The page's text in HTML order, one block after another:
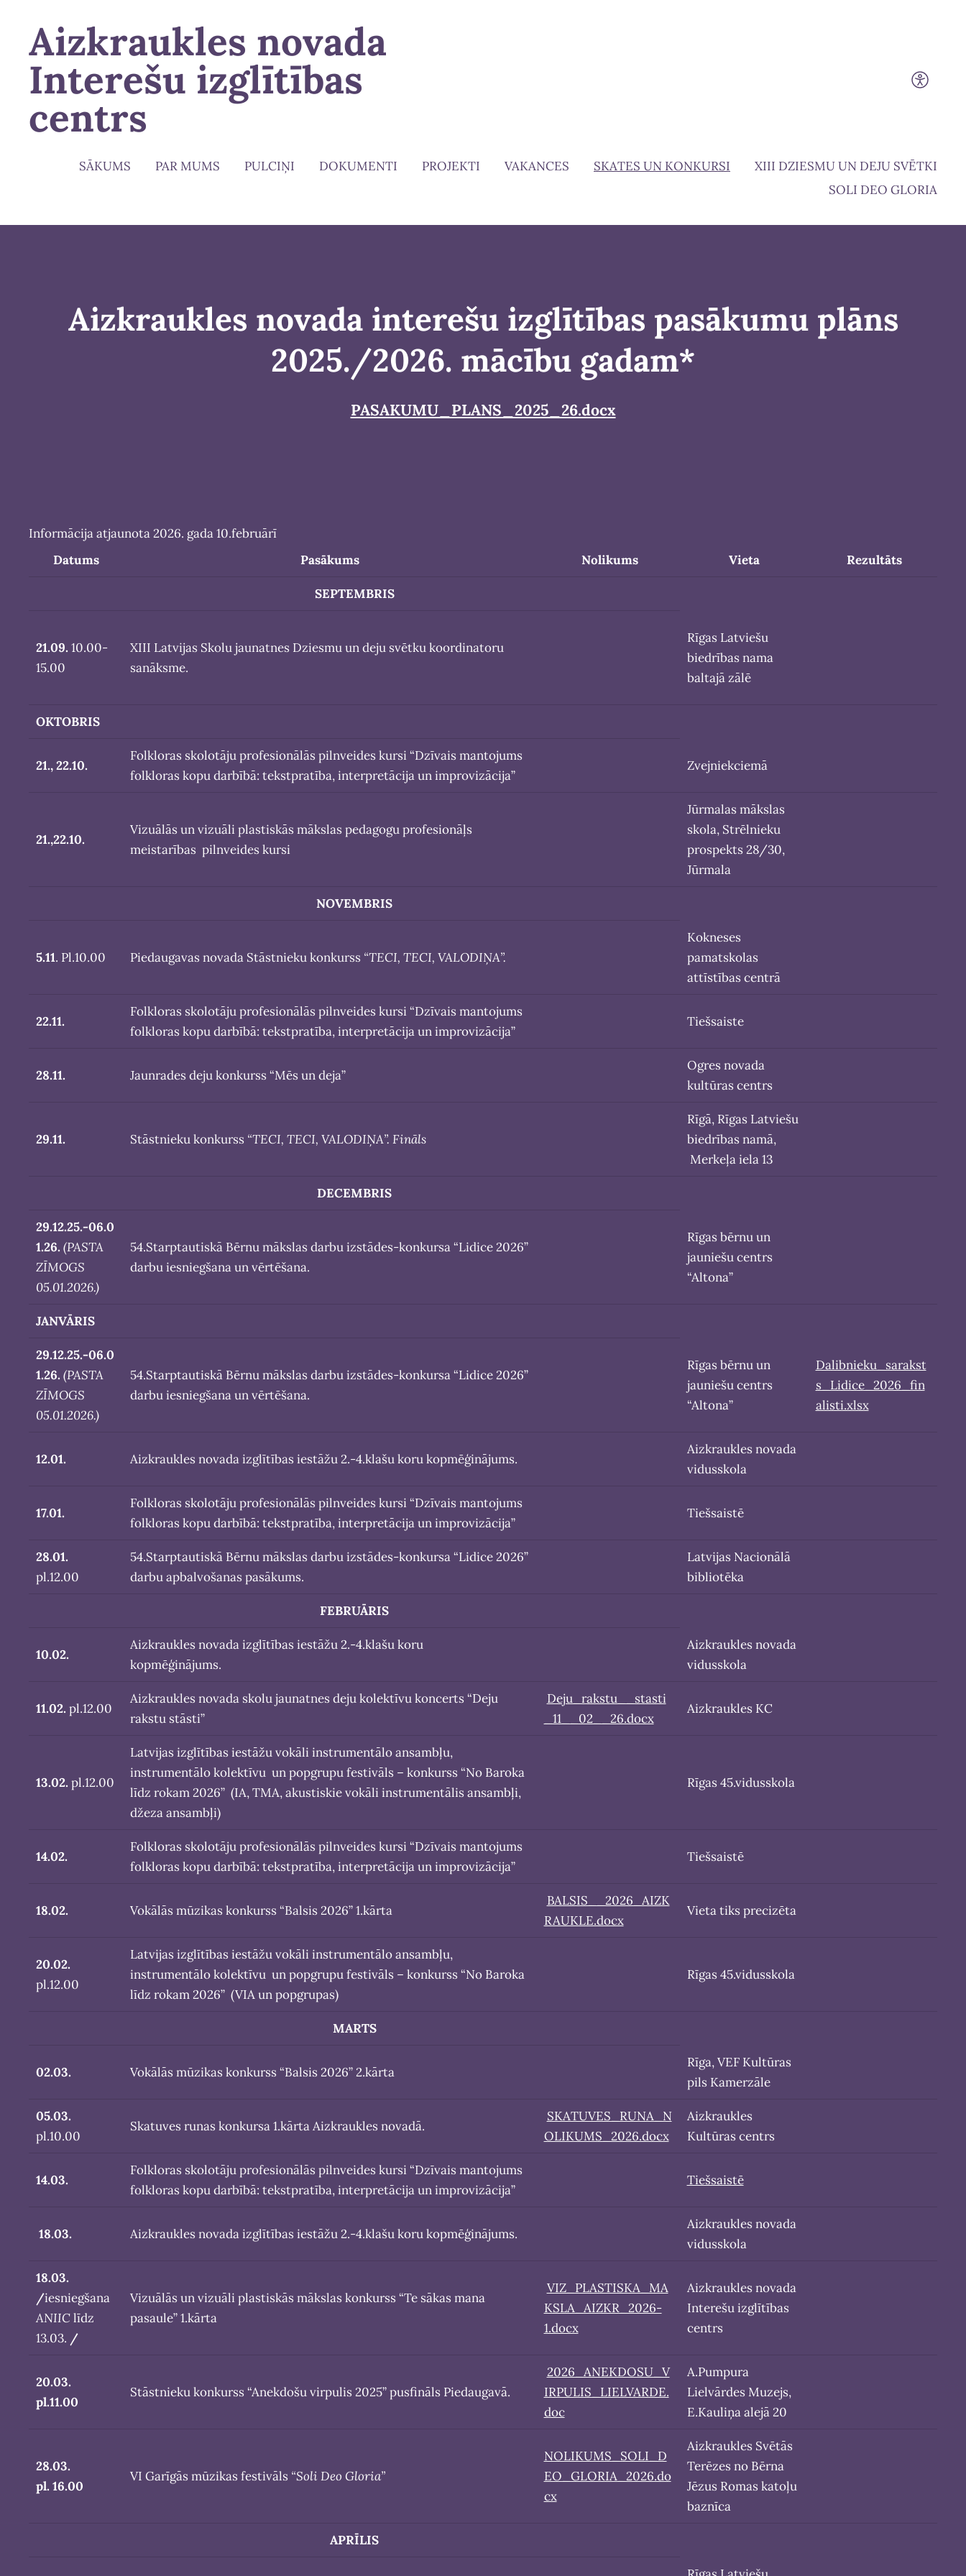
Aizkraukles novada
Interešu izglītības
centrs
SĀKUMS PAR MUMS PULCIŅI DOKUMENTI PROJEKTI VAKANCES SKATES UN KONKURSI
XIII DZIESMU UN DEJU SVĒTKI
SOLI DEO GLORIA
Aizkraukles novada interešu izglītības pasākumu plāns
2025./2026. mācību gadam*
PASAKUMU_PLANS_2025_26.docx
Informācija atjaunota 2026. gada 10.februārī
Datums
Pasākums Nolikums Vieta Rezultāts
SEPTEMBRIS
21.09. 10.00-
15.00
XIII Latvijas Skolu jaunatnes Dziesmu un deju svētku koordinatoru
sanāksme.
Rīgas Latviešu
biedrības nama
baltajā zālē
OKTOBRIS
21., 22.10.
Folkloras skolotāju profesionālās pilnveides kursi “Dzīvais mantojums
folkloras kopu darbībā: tekstpratība, interpretācija un improvizācija”
Zvejniekciemā
21.,22.10.
Vizuālās un vizuāli plastiskās mākslas pedagogu profesionāļs
meistarības pilnveides kursi
Jūrmalas mākslas
skola, Strēlnieku
prospekts 28/30,
Jūrmala
NOVEMBRIS
5.11. Pl.10.00 Piedaugavas novada Stāstnieku konkurss “TECI, TECI, VALODIŅA”.
Kokneses
pamatskolas
attīstības centrā
22.11.
Folkloras skolotāju profesionālās pilnveides kursi “Dzīvais mantojums
folkloras kopu darbībā: tekstpratība, interpretācija un improvizācija”
Tiešsaiste
28.11. Jaunrades deju konkurss “Mēs un deja”
Ogres novada
kultūras centrs
29.11. Stāstnieku konkurss “TECI, TECI, VALODIŅA”. Fināls
Rīgā, Rīgas Latviešu
biedrības namā,
Merkeļa iela 13
DECEMBRIS
29.12.25.-06.0
1.26. (PASTA
ZĪMOGS
05.01.2026.)
54.Starptautiskā Bērnu mākslas darbu izstādes-konkursa “Lidice 2026”
darbu iesniegšana un vērtēšana.
Rīgas bērnu un
jauniešu centrs
“Altona”
JANVĀRIS
29.12.25.-06.0
1.26. (PASTA
ZĪMOGS
05.01.2026.)
54.Starptautiskā Bērnu mākslas darbu izstādes-konkursa “Lidice 2026”
darbu iesniegšana un vērtēšana.
Rīgas bērnu un
jauniešu centrs
“Altona”
Dalibnieku_sarakst
s_Lidice_2026_fin
alisti.xlsx
12.01. Aizkraukles novada izglītības iestāžu 2.-4.klašu koru kopmēģinājums.
Aizkraukles novada
vidusskola
17.01.
Folkloras skolotāju profesionālās pilnveides kursi “Dzīvais mantojums
folkloras kopu darbībā: tekstpratība, interpretācija un improvizācija”
Tiešsaistē
28.01.
pl.12.00
54.Starptautiskā Bērnu mākslas darbu izstādes-konkursa “Lidice 2026”
darbu apbalvošanas pasākums.
Latvijas Nacionālā
bibliotēka
FEBRUĀRIS
10.02.
Aizkraukles novada izglītības iestāžu 2.-4.klašu koru
kopmēģinājums.
Aizkraukles novada
vidusskola
11.02. pl.12.00
Aizkraukles novada skolu jaunatnes deju kolektīvu koncerts “Deju
rakstu stāsti”
Deju_rakstu__stasti
_11__02__26.docx
Aizkraukles KC
13.02. pl.12.00
Latvijas izglītības iestāžu vokāli instrumentālo ansambļu,
instrumentālo kolektīvu un popgrupu festivāls – konkurss “No Baroka
līdz rokam 2026” (IA, TMA, akustiskie vokāli instrumentālis ansambļi,
džeza ansambļi)
Rīgas 45.vidusskola
14.02.
Folkloras skolotāju profesionālās pilnveides kursi “Dzīvais mantojums
folkloras kopu darbībā: tekstpratība, interpretācija un improvizācija”
Tiešsaistē
18.02. Vokālās mūzikas konkurss “Balsis 2026” 1.kārta
BALSIS__2026_AIZK
RAUKLE.docx
Vieta tiks precizēta
20.02.
pl.12.00
Latvijas izglītības iestāžu vokāli instrumentālo ansambļu,
instrumentālo kolektīvu un popgrupu festivāls – konkurss “No Baroka
līdz rokam 2026” (VIA un popgrupas)
Rīgas 45.vidusskola
MARTS
02.03. Vokālās mūzikas konkurss “Balsis 2026” 2.kārta
Rīga, VEF Kultūras
pils Kamerzāle
05.03.
pl.10.00
Skatuves runas konkursa 1.kārta Aizkraukles novadā.
SKATUVES_RUNA_N
OLIKUMS_2026.docx
Aizkraukles
Kultūras centrs
14.03.
Folkloras skolotāju profesionālās pilnveides kursi “Dzīvais mantojums
folkloras kopu darbībā: tekstpratība, interpretācija un improvizācija”
Tiešsaistē
18.03. Aizkraukles novada izglītības iestāžu 2.-4.klašu koru kopmēģinājums.
Aizkraukles novada
vidusskola
18.03.
/iesniegšana
ANIIClīdz
13.03. /
Vizuālās un vizuāli plastiskās mākslas konkurss “Te sākas mana
pasaule” 1.kārta
VIZ_PLASTISKA_MA
KSLA_AIZKR_2026-
1.docx
Aizkraukles novada
Interešu izglītības
centrs
20.03.
pl.11.00
Stāstnieku konkurss “Anekdošu virpulis 2025” pusfināls Piedaugavā.
2026_ANEKDOSU_V
IRPULIS_LIELVARDE.
doc
A.Pumpura
Lielvārdes Muzejs,
E.Kauliņa alejā 20
28.03.
pl. 16.00
VI Garīgās mūzikas festivāls “Soli Deo Gloria”
NOLIKUMS_SOLI_D
EO_GLORIA_2026.do
cx
Aizkraukles Svētās
Terēzes no Bērna
Jēzus Romas katoļu
baznīca
APRĪLIS